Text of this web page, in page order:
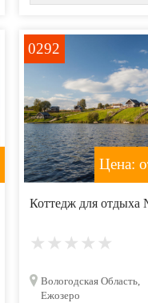
0292
Цена:
Коттедж для отдыха
Вологодская Область,
Ежозеро